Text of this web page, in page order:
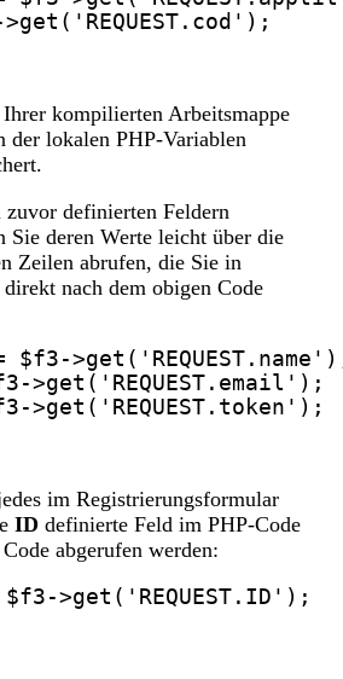
>get ( ' REQUEST.cod ' );
kompilierten Arbeitsmappe
der lokalen PHP-Variablen
definierten Feldern
Sie deren Werte leicht über die
Zeilen abrufen, die Sie in
direkt nach dem obigen Code
$f3 ->get ( ' REQUEST.name '
->get ( ' REQUEST.email ' );
->get ( ' REQUEST.token ' );
im Registrierungsformular
ID definierte Feld im PHP-Code
abgerufen werden:
$f3 ->get ( ' REQUEST.ID ' );